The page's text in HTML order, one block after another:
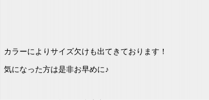
カラーによりサイズ欠けも出てきております！
気になった方は是非お早めに♪